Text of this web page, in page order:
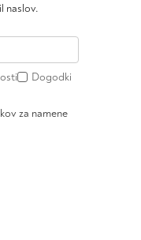
naslov.
Dogodki
za namene